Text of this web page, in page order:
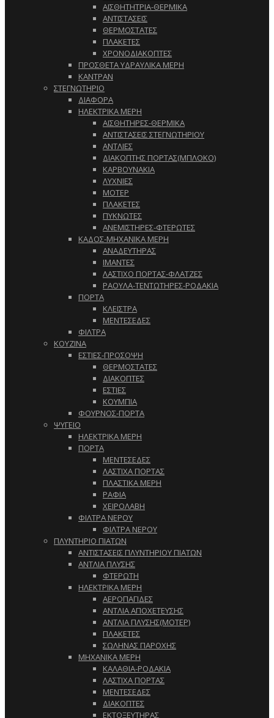
ΑΙΣΘΗΤΗΤΡΙΑ-ΘΕΡΜΙΚΑ
ΑΝΤΙΣΤΑΣΕΙΣ
ΘΕΡΜΟΣΤΑΤΕΣ
ΠΛΑΚΕΤΕΣ
ΧΡΟΝΟΔΙΑΚΟΠΤΕΣ
ΠΡΟΣΘΕΤΑ ΥΔΡΑΥΛΙΚΑ ΜΕΡΗ
ΚΑΝΤΡΑΝ
ΣΤΕΓΝΩΤΗΡΙΟ
ΔΙΑΦΟΡΑ
ΗΛΕΚΤΡΙΚΑ ΜΕΡΗ
ΑΙΣΘΗΤΗΡΕΣ-ΘΕΡΜΙΚΑ
ΑΝΤΙΣΤΑΣΕΙΣ ΣΤΕΓΝΩΤΗΡΙΟΥ
ΑΝΤΛΙΕΣ
ΔΙΑΚΟΠΤΗΣ ΠΟΡΤΑΣ(ΜΠΛΟΚΟ)
ΚΑΡΒΟΥΝΑΚΙΑ
ΛΥΧΝΙΕΣ
ΜΟΤΕΡ
ΠΛΑΚΕΤΕΣ
ΠΥΚΝΩΤΕΣ
ΑΝΕΜΙΣΤΗΡΕΣ-ΦΤΕΡΩΤΕΣ
ΚΑΔΟΣ-ΜΗΧΑΝΙΚΑ ΜΕΡΗ
ΑΝΑΔΕΥΤΗΡΑΣ
ΙΜΑΝΤΕΣ
ΛΑΣΤΙΧΟ ΠΟΡΤΑΣ-ΦΛΑΤΖΕΣ
ΡΑΟΥΛΑ-ΤΕΝΤΩΤΗΡΕΣ-ΡΟΔΑΚΙΑ
ΠΟΡΤΑ
ΚΛΕΙΣΤΡΑ
ΜΕΝΤΕΣΕΔΕΣ
ΦΙΛΤΡΑ
ΚΟΥΖΙΝΑ
ΕΣΤΙΕΣ-ΠΡΟΣΟΨΗ
ΘΕΡΜΟΣΤΑΤΕΣ
ΔΙΑΚΟΠΤΕΣ
ΕΣΤΙΕΣ
ΚΟΥΜΠΙΑ
ΦΟΥΡΝΟΣ-ΠΟΡΤΑ
ΨΥΓΕΙΟ
ΗΛΕΚΤΡΙΚΑ ΜΕΡΗ
ΠΟΡΤΑ
ΜΕΝΤΕΣΕΔΕΣ
ΛΑΣΤΙΧΑ ΠΟΡΤΑΣ
ΠΛΑΣΤΙΚΑ ΜΕΡΗ
ΡΑΦΙΑ
ΧΕΙΡΟΛΑΒΗ
ΦΙΛΤΡΑ ΝΕΡΟΥ
ΦΙΛΤΡΑ ΝΕΡΟΥ
ΠΛΥΝΤΗΡΙΟ ΠΙΑΤΩΝ
ΑΝΤΙΣΤΑΣΕΙΣ ΠΛΥΝΤΗΡΙΟΥ ΠΙΑΤΩΝ
ΑΝΤΛΙΑ ΠΛΥΣΗΣ
ΦΤΕΡΩΤΗ
ΗΛΕΚΤΡΙΚΑ ΜΕΡΗ
ΑΕΡΟΠΑΓΙΔΕΣ
ΑΝΤΛΙΑ ΑΠΟΧΕΤΕΥΣΗΣ
ΑΝΤΛΙΑ ΠΛΥΣΗΣ(ΜΟΤΕΡ)
ΠΛΑΚΕΤΕΣ
ΣΩΛΗΝΑΣ ΠΑΡΟΧΗΣ
ΜΗΧΑΝΙΚΑ ΜΕΡΗ
ΚΑΛΑΘΙΑ-ΡΟΔΑΚΙΑ
ΛΑΣΤΙΧΑ ΠΟΡΤΑΣ
ΜΕΝΤΕΣΕΔΕΣ
ΔΙΑΚΟΠΤΕΣ
ΕΚΤΟΞΕΥΤΗΡΑΣ